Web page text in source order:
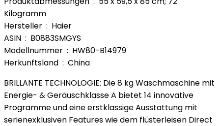
Kilogramm
Hersteller ‏ : ‎ Haier
ASIN ‏ : ‎ B0883SMGYS
Modellnummer ‏ : ‎ HW80-B14979
Herkunftsland ‏ : ‎ China
BRILLANTE TECHNOLOGIE: Die 8 kg Waschmaschine mit
Energie- & Geräuschklasse A bietet 14 innovative
Programme und eine erstklassige Ausstattung mit
serienexklusiven Features wie dem flüsterleisen Direct